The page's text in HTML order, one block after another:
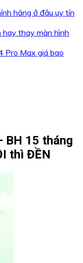
hãng ở đâu uy tín
hay thay màn hình
Pro Max giá bao
BH 15 tháng
thì ĐỀN